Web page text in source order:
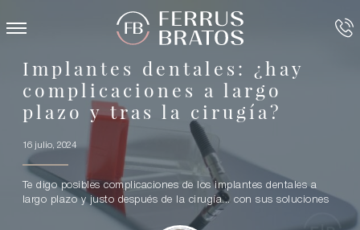
Implantes dentales: ¿hay
complicaciones a largo
plazo y tras la cirugía?
16 julio, 2024
Te digo posibles complicaciones de los implantes dentales a
largo plazo y justo después de la cirugía... con sus soluciones